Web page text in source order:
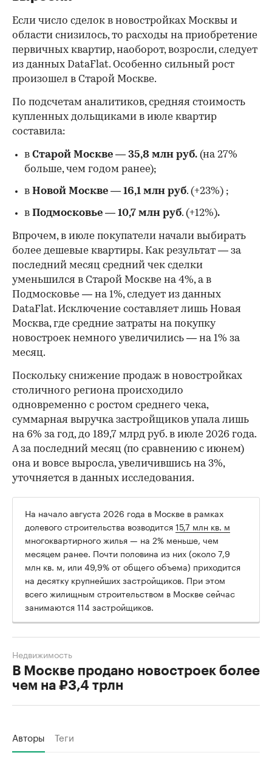
Если число сделок в новостройках Москвы и
области снизилось, то расходы на приобретение
первичных квартир, наоборот, возросли, следует
из данных DataFlat. Особенно сильный рост
произошел в Старой Москве.
По подсчетам аналитиков, средняя стоимость
купленных дольщиками в июле квартир
составила:
в Старой Москве — 35,8 млн руб. (на 27%
больше, чем годом ранее);
в Новой Москве — 16,1 млн руб. (+23%) ;
в Подмосковье — 10,7 млн руб. (+12%).
Впрочем, в июле покупатели начали выбирать
более дешевые квартиры. Как результат — за
последний месяц средний чек сделки
уменьшился в Старой Москве на 4%, а в
Подмосковье — на 1%, следует из данных
DataFlat. Исключение составляет лишь Новая
Москва, где средние затраты на покупку
новостроек немного увеличились — на 1% за
месяц.
Поскольку снижение продаж в новостройках
столичного региона происходило
одновременно с ростом среднего чека,
суммарная выручка застройщиков упала лишь
на 6% за год, до 189,7 млрд руб. в июле 2026 года.
А за последний месяц (по сравнению с июнем)
она и вовсе выросла, увеличившись на 3%,
уточняется в данных исследования.
На начало августа 2026 года в Москве в рамках
долевого строительства возводится15,7 млн кв. м
многоквартирного жилья — на 2% меньше, чем
месяцем ранее. Почти половина из них (около 7,9
млн кв. м, или 49,9% от общего объема) приходится
на десятку крупнейших застройщиков. При этом
всего жилищным строительством в Москве сейчас
занимаются 114 застройщиков.
В Москве продано новостроек более
чем на ₽3,4 трлн
Недвижимость
Авторы Теги